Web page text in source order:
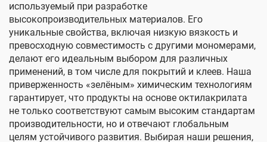
используемый при разработке
высокопроизводительных материалов. Его
уникальные свойства, включая низкую вязкость и
превосходную совместимость с другими мономерами,
делают его идеальным выбором для различных
применений, в том числе для покрытий и клеев. Наша
приверженность «зелёным» химическим технологиям
гарантирует, что продукты на основе октилакрилата
не только соответствуют самым высоким стандартам
производительности, но и отвечают глобальным
целям устойчивого развития. Выбирая наши решения,